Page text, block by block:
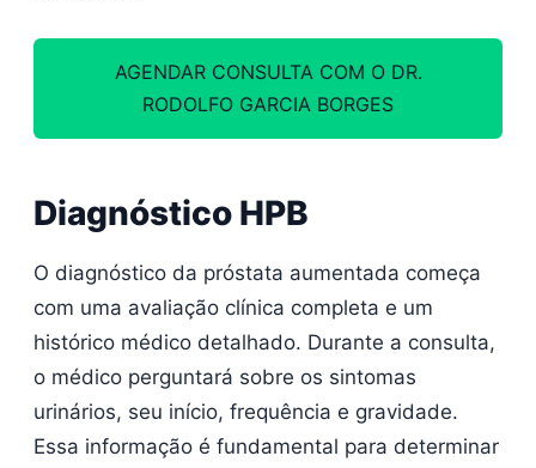
AGENDAR CONSULTA COM O DR.
RODOLFO GARCIA BORGES
Diagnóstico HPB
O diagnóstico da próstata aumentada começa
com uma avaliação clínica completa e um
histórico médico detalhado. Durante a consulta,
o médico perguntará sobre os sintomas
urinários, seu início, frequência e gravidade.
Essa informação é fundamental para determinar